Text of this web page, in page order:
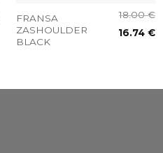
FRANSA
ZASHOULDER
BLACK
18.00€
16.74€